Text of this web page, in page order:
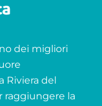
dei migliori
Riviera del
raggiungere la